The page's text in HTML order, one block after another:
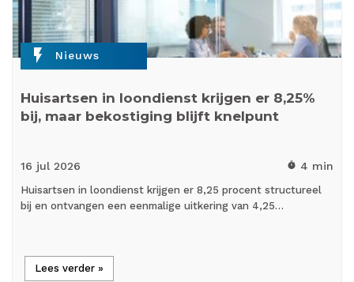
flash_on Nieuws
Huisartsen in loondienst krijgen er 8,25%
bij, maar bekostiging blijft knelpunt
16 jul 2026 timer 4 min
Huisartsen in loondienst krijgen er 8,25 procent structureel
bij en ontvangen een eenmalige uitkering van 4,25…
Lees verder »